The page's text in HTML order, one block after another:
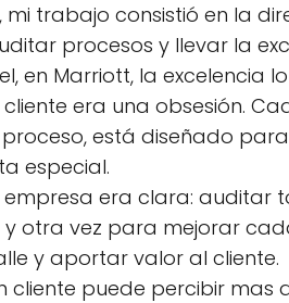
mi trabajo consistió en la
procesos y llevar la
en Marriott, la excelencia
era una obsesión.
está diseñado
especial.
era clara: auditar
y otra vez para mejorar
y aportar valor al cliente.
cliente puede percibir mas